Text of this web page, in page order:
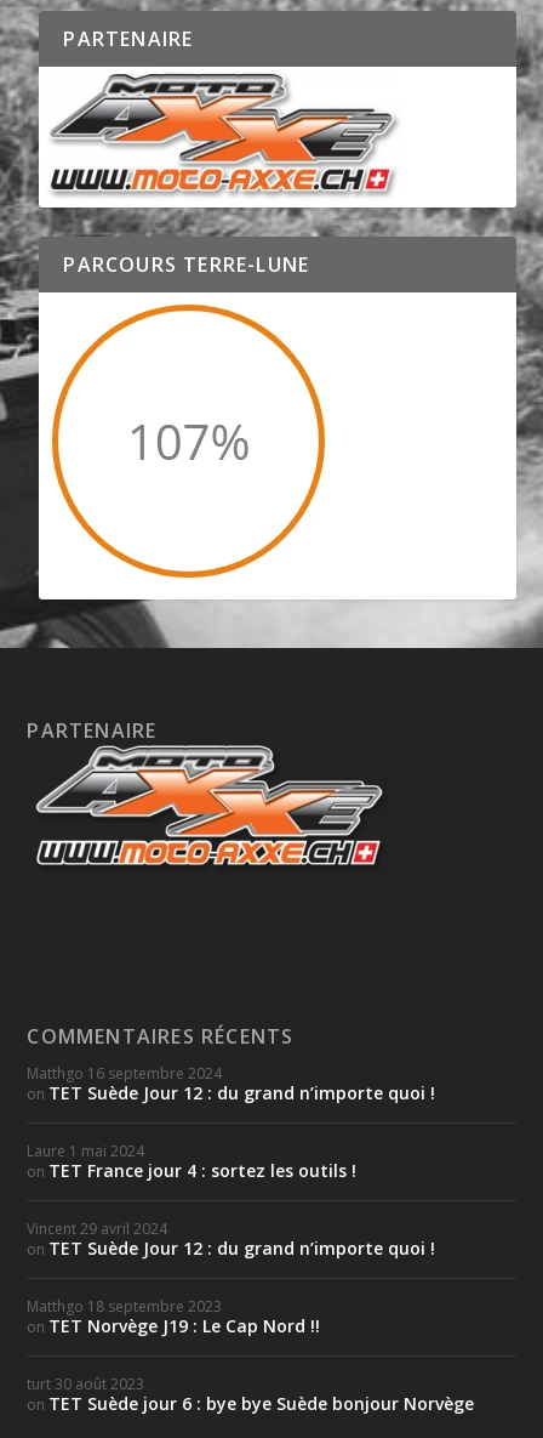
PARTENAIRE
PARCOURS TERRE-LUNE
PARTENAIRE
COMMENTAIRES RÉCENTS
Matthgo 16 septembre 2024
on TET Suède Jour 12 : du grand n’importe quoi !
Laure 1 mai 2024
on TET France jour 4 : sortez les outils !
Vincent 29 avril 2024
on TET Suède Jour 12 : du grand n’importe quoi !
Matthgo 18 septembre 2023
on TET Norvège J19 : Le Cap Nord !!
turt 30 août 2023
on TET Suède jour 6 : bye bye Suède bonjour Norvège